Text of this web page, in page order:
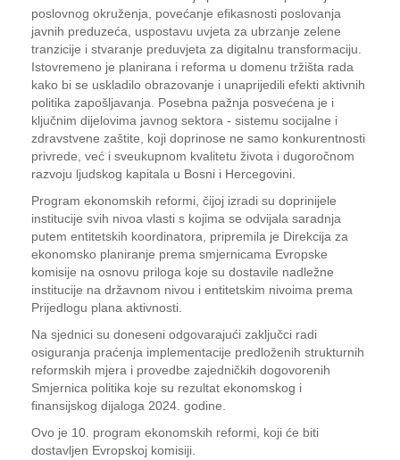
poslovnog okruženja, povećanje efikasnosti poslovanja
javnih preduzeća, uspostavu uvjeta za ubrzanje zelene
tranzicije i stvaranje preduvjeta za digitalnu transformaciju.
Istovremeno je planirana i reforma u domenu tržišta rada
kako bi se uskladilo obrazovanje i unaprijedili efekti aktivnih
politika zapošljavanja. Posebna pažnja posvećena je i
ključnim dijelovima javnog sektora - sistemu socijalne i
zdravstvene zaštite, koji doprinose ne samo konkurentnosti
privrede, već i sveukupnom kvalitetu života i dugoročnom
razvoju ljudskog kapitala u Bosni i Hercegovini.
Program ekonomskih reformi, čijoj izradi su doprinijele
institucije svih nivoa vlasti s kojima se odvijala saradnja
putem entitetskih koordinatora, pripremila je Direkcija za
ekonomsko planiranje prema smjernicama Evropske
komisije na osnovu priloga koje su dostavile nadležne
institucije na državnom nivou i entitetskim nivoima prema
Prijedlogu plana aktivnosti.
Na sjednici su doneseni odgovarajući zaključci radi
osiguranja praćenja implementacije predloženih strukturnih
reformskih mjera i provedbe zajedničkih dogovorenih
Smjernica politika koje su rezultat ekonomskog i
finansijskog dijaloga 2024. godine.
Ovo je 10. program ekonomskih reformi, koji će biti
dostavljen Evropskoj komisiji.